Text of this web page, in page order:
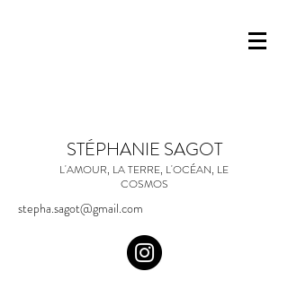
STÉPHANIE SAGOT
L'AMOUR, LA TERRE, L'OCÉAN, LE
COSMOS
stepha.sagot@gmail.com